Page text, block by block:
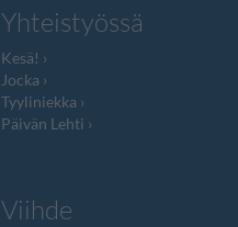
Yhteistyössä
Kesä!
Jocka
Tyyliniekka
Päivän Lehti
Viihde